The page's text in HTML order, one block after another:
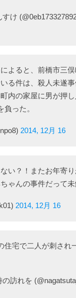
け
によると、前橋市三
る件は、殺人未遂
内の家屋に男が押
った。
2014, 12月 16
い？！またお年寄
ゃんの事件だって
2014, 12月 16
住宅で二人が刺され
訪れを